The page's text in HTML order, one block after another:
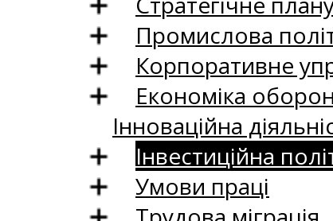
Промислова
Корпоративне
Економіка
Інноваційна
Інвестиційна
Умови праці